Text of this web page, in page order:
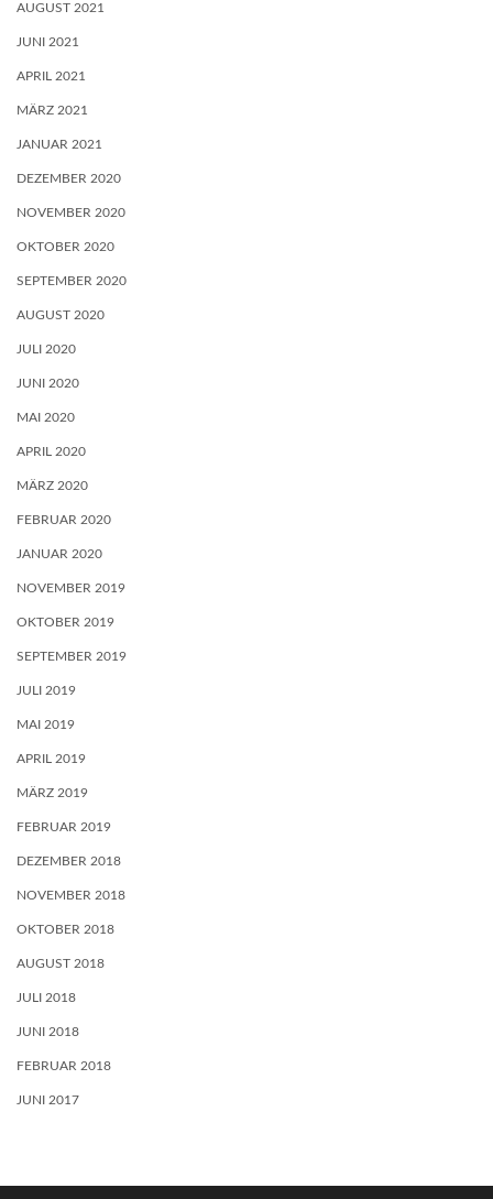
AUGUST 2021
JUNI 2021
APRIL 2021
MÄRZ 2021
JANUAR 2021
DEZEMBER 2020
NOVEMBER 2020
OKTOBER 2020
SEPTEMBER 2020
AUGUST 2020
JULI 2020
JUNI 2020
MAI 2020
APRIL 2020
MÄRZ 2020
FEBRUAR 2020
JANUAR 2020
NOVEMBER 2019
OKTOBER 2019
SEPTEMBER 2019
JULI 2019
MAI 2019
APRIL 2019
MÄRZ 2019
FEBRUAR 2019
DEZEMBER 2018
NOVEMBER 2018
OKTOBER 2018
AUGUST 2018
JULI 2018
JUNI 2018
FEBRUAR 2018
JUNI 2017